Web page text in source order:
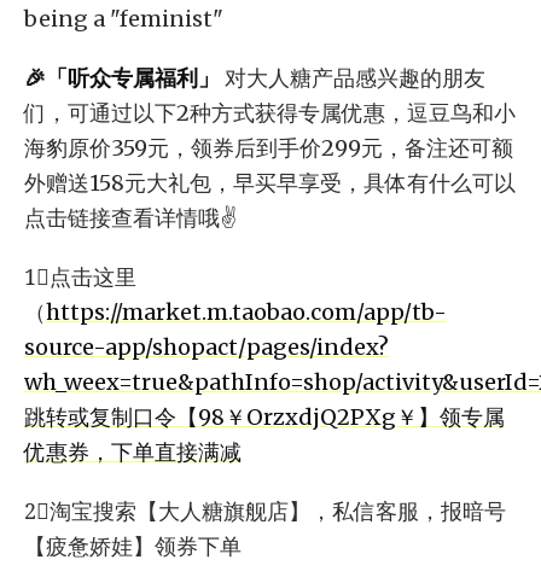
being a "feminist"
🎉「听众专属福利」
对大人糖产品感兴趣的朋友
们，可通过以下2种方式获得专属优惠，逗豆鸟和小
海豹原价359元，领券后到手价299元，备注还可额
外赠送158元大礼包，早买早享受，具体有什么可以
点击链接查看详情哦✌️
1⃣️点击这里
（https://market.m.taobao.com/app/tb-
source-app/shopact/pages/index?
wh_weex=true&pathInfo=shop/
跳转或复制口令【98￥OrzxdjQ2PXg￥】领专属
优惠券，下单直接满减
2⃣️淘宝搜索【大人糖旗舰店】，私信客服，报暗号
【疲惫娇娃】领券下单